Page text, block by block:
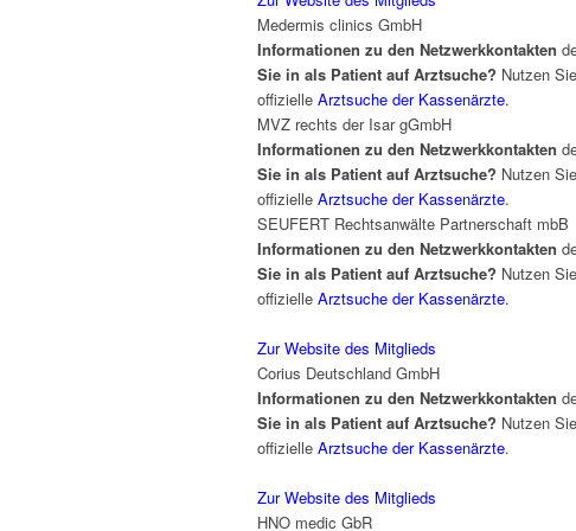
Medermis clinics GmbH
Informationen zu den Netzwerkkontakten
Sie in als Patient auf Arztsuche? Nutzen
offizielle Arztsuche der Kassenärzte.
MVZ rechts der Isar gGmbH
Informationen zu den Netzwerkkontakten
Sie in als Patient auf Arztsuche? Nutzen
offizielle Arztsuche der Kassenärzte.
SEUFERT Rechtsanwälte Partnerschaft mbB
Informationen zu den Netzwerkkontakten
Sie in als Patient auf Arztsuche? Nutzen
offizielle Arztsuche der Kassenärzte.
Zur Website des Mitglieds
Corius Deutschland GmbH
Informationen zu den Netzwerkkontakten
Sie in als Patient auf Arztsuche? Nutzen
offizielle Arztsuche der Kassenärzte.
Zur Website des Mitglieds
HNO medic GbR